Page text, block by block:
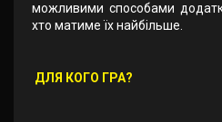
можливими способами
хто матиме їх найбільше.
ДЛЯ КОГО ГРА?